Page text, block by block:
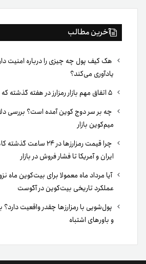
آخرین مطالب
هک کیف پول چه چیزی را درباره امنیت
یادآوری می‌کند؟
چه بر سر دوج کوین آمده است؟ بررسی
میم‌کوین بازار
چرا قیمت رمزارزها در
ایران و آمریکا تا فشار فروش در بازار
آیا مرداد ماه معمولا برای بیت‌کوین ماه
عملکرد تاریخی بیت‌کوین در آگوست
پول‌شویی با رمزارزها چقدر واقعیت
و باورهای اشتباه